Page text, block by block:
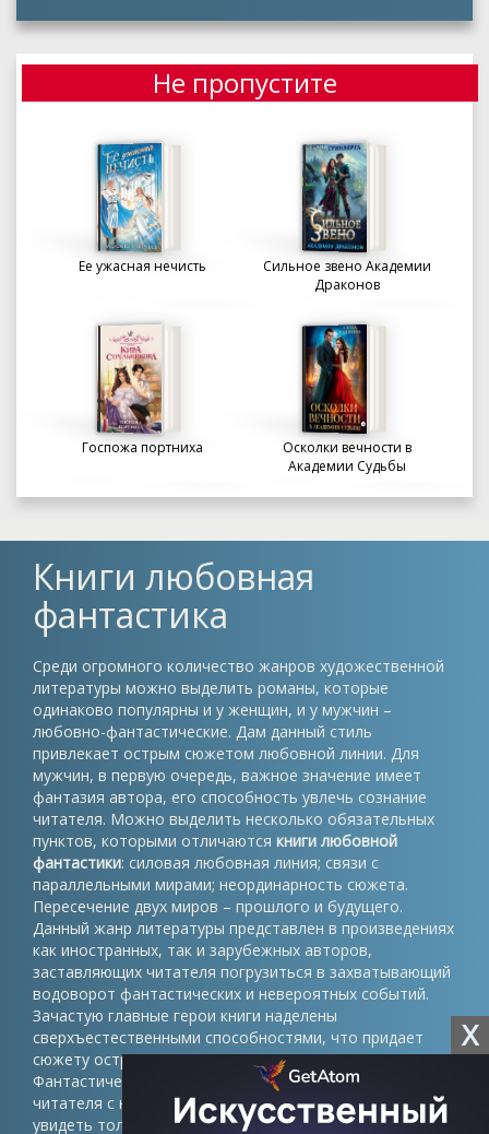
Не пропустите
Ее ужасная нечисть
Сильное звено Академии
Драконов
Госпожа портниха
Осколки вечности в
Академии Судьбы
Книги любовная
фантастика
Среди огромного количество жанров художественной
литературы можно выделить романы, которые
одинаково популярны и у женщин, и у мужчин –
любовно-фантастические. Дам данный стиль
привлекает острым сюжетом любовной линии. Для
мужчин, в первую очередь, важное значение имеет
фантазия автора, его способность увлечь сознание
читателя. Можно выделить несколько обязательных
пунктов, которыми отличаются книги любовной
фантастики: силовая любовная линия; связи с
параллельными мирами; неординарность сюжета.
Пересечение двух миров – прошлого и будущего.
Данный жанр литературы представлен в произведениях
как иностранных, так и зарубежных авторов,
заставляющих читателя погрузиться в захватывающий
водоворот фантастических и невероятных событий.
Зачастую главные герои книги наделены
сверхъестественными способностями, что придает
сюжету остроту и приводит к неожиданным развязкам.
Фантастический мир магии и волшебства знакомит
читателя с невероятными мирами, которые можно
увидеть только в воображении. Представленный жанр
X